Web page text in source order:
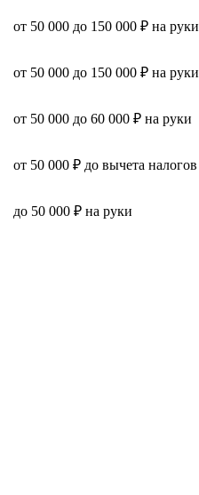
от 50 000 до 150 000 ₽ на руки
от 50 000 до 150 000 ₽ на руки
от 50 000 до 60 000 ₽ на руки
от 50 000 ₽ до вычета налогов
до 50 000 ₽ на руки